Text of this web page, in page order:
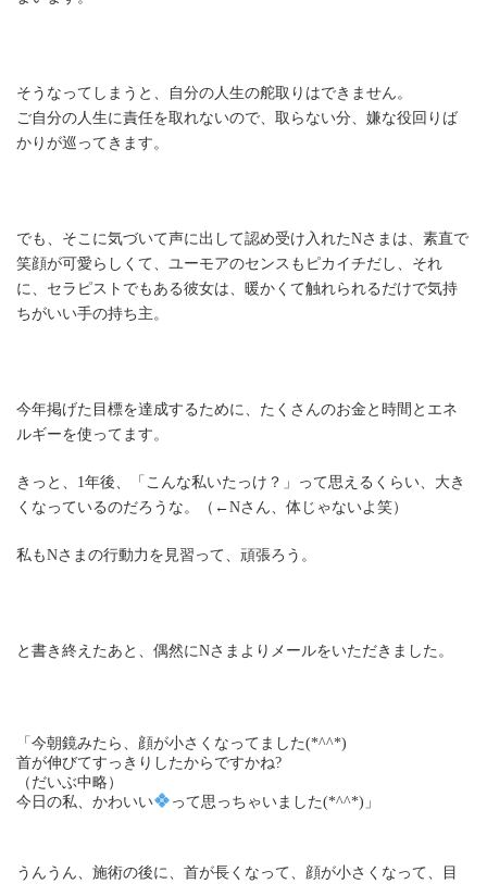
そうなってしまうと、自分の人生の舵取りはできません。
ご自分の人生に責任を取れないので、取らない分、嫌な役回りば
かりが巡ってきます。
でも、そこに気づいて声に出して認め受け入れたNさまは、素直で
笑顔が可愛らしくて、ユーモアのセンスもピカイチだし、それ
に、セラピストでもある彼女は、暖かくて触れられるだけで気持
ちがいい手の持ち主。
今年掲げた目標を達成するために、たくさんのお金と時間とエネ
ルギーを使ってます。
きっと、1年後、「こんな私いたっけ？」って思えるくらい、大き
くなっているのだろうな。（←Nさん、体じゃないよ笑）
私もNさまの行動力を見習って、頑張ろう。
と書き終えたあと、偶然にNさまよりメールをいただきました。
「今朝鏡みたら、顔が小さくなってました(*^^*)
首が伸びてすっきりしたからですかね?
（だいぶ中略）
今日の私、かわいい
って思っちゃいました(*^^*)」
うんうん、施術の後に、首が長くなって、顔が小さくなって、目